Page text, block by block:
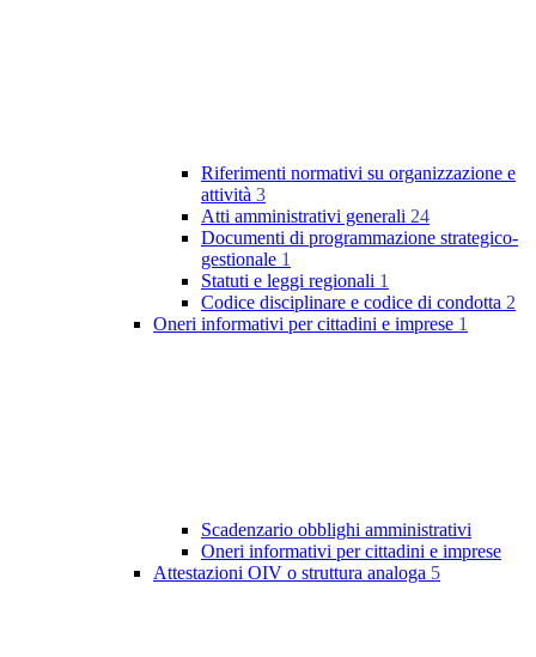
Riferimenti normativi su organizzazione e
attività 3
Atti amministrativi generali 24
Documenti di programmazione strategico-
gestionale 1
Statuti e leggi regionali 1
Codice disciplinare e codice di condotta 2
Oneri informativi per cittadini e imprese 1
Scadenzario obblighi amministrativi
Oneri informativi per cittadini e imprese
Attestazioni OIV o struttura analoga 5